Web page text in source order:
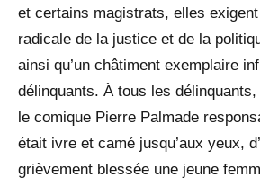
et certains magistrats, elles
radicale de la justice et de la
ainsi qu’un châtiment exemplaire
délinquants. À tous les
le comique Pierre Palmade
était ivre et camé jusqu’aux yeux,
grièvement blessée une jeune